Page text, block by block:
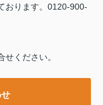
おります。0120-900-
ください。